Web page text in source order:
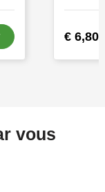
€ 6,80
vous